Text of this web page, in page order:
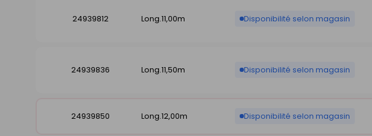
24939812 Long.11,00m Disponibilité selon magasin
24939836 Long.11,50m Disponibilité selon magasin
24939850 Long.12,00m Disponibilité selon magasin